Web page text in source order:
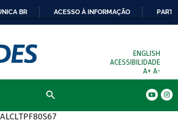
BR ACESSO À INFORMAÇÃO
ENGLISH
ACESSIBILIDADE
A+ A-